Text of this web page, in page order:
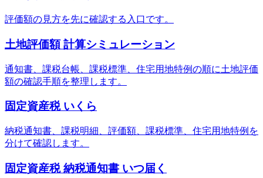
評価額の見方を先に確認する入口です。
土地評価額 計算シミュレーション
通知書、課税台帳、課税標準、住宅用地特例の順に土地評価
額の確認手順を整理します。
固定資産税 いくら
納税通知書、課税明細、評価額、課税標準、住宅用地特例を
分けて確認します。
固定資産税 納税通知書 いつ届く